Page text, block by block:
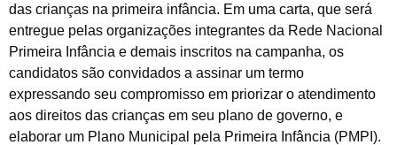
das crianças na primeira infância. Em uma carta, que será
entregue pelas organizações integrantes da Rede Nacional
Primeira Infância e demais inscritos na campanha, os
candidatos são convidados a assinar um termo
expressando seu compromisso em priorizar o atendimento
aos direitos das crianças em seu plano de governo, e
elaborar um Plano Municipal pela Primeira Infância (PMPI).